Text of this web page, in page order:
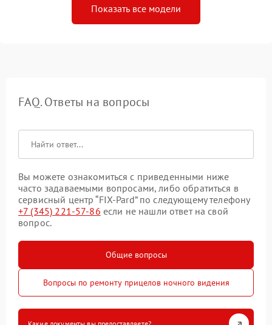
Показать все модели
FAQ. Ответы на вопросы
Вы можете ознакомиться с приведенными ниже
часто задаваемыми вопросами, либо обратиться в
сервисный центр “FIX-Pard” по следующему телефону
+7 (345) 221-57-86 если не нашли ответ на свой
вопрос.
Общие вопросы
Вопросы по ремонту прицелов ночного видения